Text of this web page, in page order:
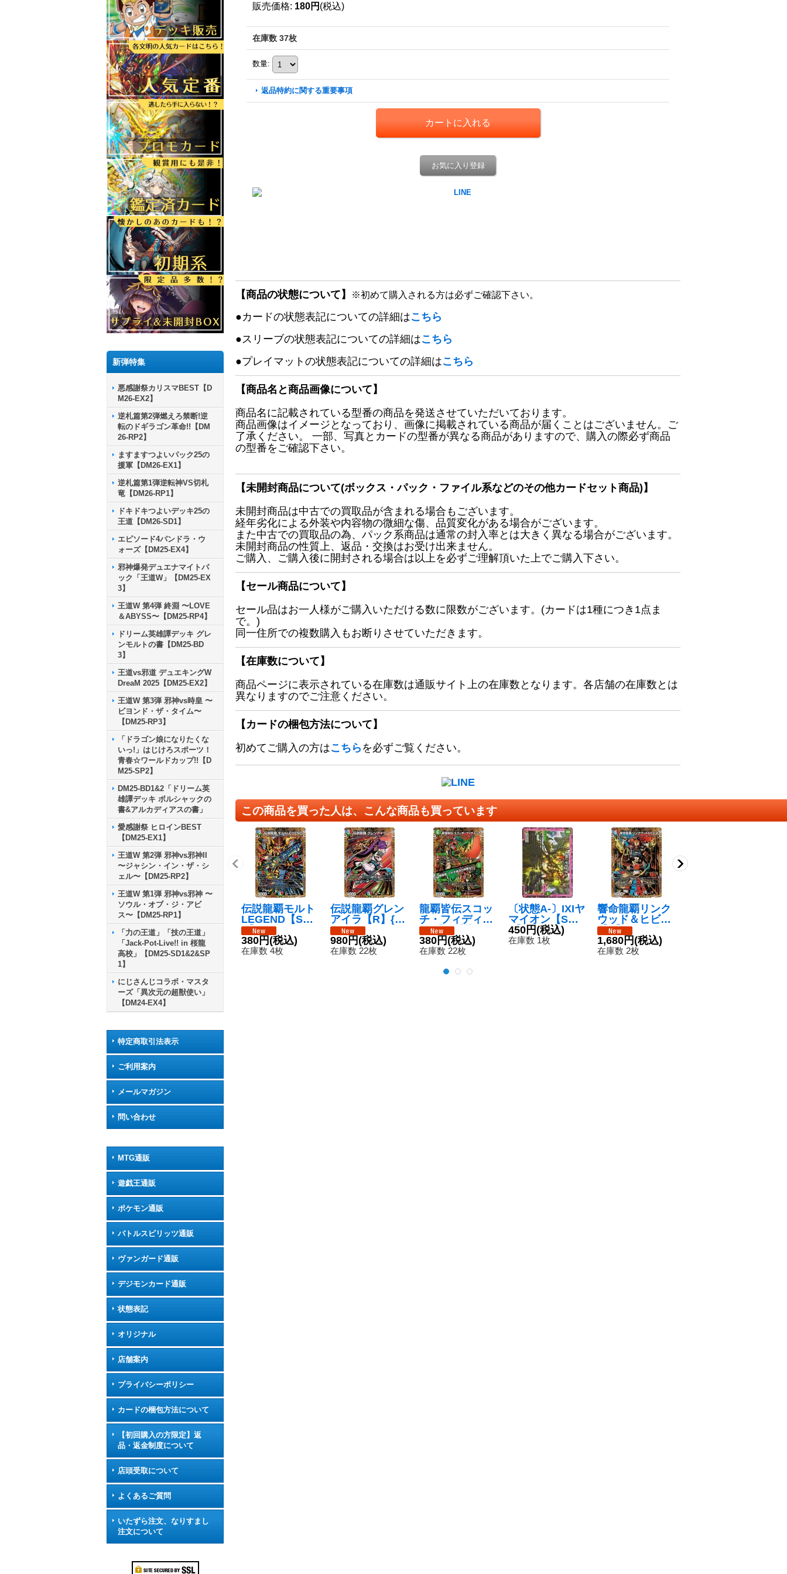
新弾特集
悪感謝祭カリスマBEST【D
M26-EX2】
逆札篇第2弾燃えろ禁断!逆
転のドギラゴン革命!!【DM
26-RP2】
ますますつよいパック25の
援軍【DM26-EX1】
逆札篇第1弾逆転神VS切札
竜【DM26-RP1】
ドキドキつよいデッキ25の
王道【DM26-SD1】
エピソード4パンドラ・ウ
ォーズ【DM25-EX4】
邪神爆発デュエナマイトパ
ック「王道W」【DM25-EX
3】
王道W 第4弾 終淵 〜LOVE
＆ABYSS〜【DM25-RP4】
ドリーム英雄譚デッキ グレ
ンモルトの書【DM25-BD
3】
王道vs邪道 デュエキングW
DreaM 2025【DM25-EX2】
王道W 第3弾 邪神vs時皇 〜
ビヨンド・ザ・タイム〜
【DM25-RP3】
「ドラゴン娘になりたくな
いっ!」はじけろスポーツ！
青春☆ワールドカップ!!【D
M25-SP2】
DM25-BD1&2「ドリーム英
雄譚デッキ ボルシャックの
書&アルカディアスの書」
愛感謝祭 ヒロインBEST
【DM25-EX1】
王道W 第2弾 邪神vs邪神II
〜ジャシン・イン・ザ・シ
ェル〜【DM25-RP2】
王道W 第1弾 邪神vs邪神 〜
ソウル・オブ・ジ・アビ
ス〜【DM25-RP1】
「力の王道」「技の王道」
「Jack-Pot-Live!! in 桜龍
高校」【DM25-SD1&2&SP
1】
にじさんじコラボ・マスタ
ーズ「異次元の超獣使い」
【DM24-EX4】
特定商取引法表示
ご利用案内
メールマガジン
問い合わせ
MTG通販
遊戯王通販
ポケモン通販
バトルスピリッツ通販
ヴァンガード通販
デジモンカード通販
状態表記
オリジナル
店舗案内
プライバシーポリシー
カードの梱包方法について
【初回購入の方限定】返
品・返金制度について
店頭受取について
よくあるご質問
いたずら注文、なりすまし
注文について
販売価格: 180円 (税込)
在庫数 37枚
数量:
返品特約に関する重要事項
お気に入り登録
【商品の状態について】 ※初めて購入される方は必ずご確認下さい。
●カードの状態表記についての詳細はこちら
●スリーブの状態表記についての詳細はこちら
●プレイマットの状態表記についての詳細はこちら
【商品名と商品画像について】
商品名に記載されている型番の商品を発送させていただいております。
商品画像はイメージとなっており、画像に掲載されている商品が届くことはございません。ご
了承ください。 一部、写真とカードの型番が異なる商品がありますので、購入の際必ず商品
の型番をご確認下さい。
【未開封商品について(ボックス・パック・ファイル系などのその他カードセット商品)】
未開封商品は中古での買取品が含まれる場合もございます。
経年劣化による外装や内容物の微細な傷、品質変化がある場合がございます。
また中古での買取品の為、パック系商品は通常の封入率とは大きく異なる場合がございます。
未開封商品の性質上、返品・交換はお受け出来ません。
ご購入、ご購入後に開封される場合は以上を必ずご理解頂いた上でご購入下さい。
【セール商品について】
セール品はお一人様がご購入いただける数に限数がございます。(カードは1種につき1点ま
で。)
同一住所での複数購入もお断りさせていただきます。
【在庫数について】
商品ページに表示されている在庫数は通販サイト上の在庫数となります。各店舗の在庫数とは
異なりますのでご注意ください。
【カードの梱包方法について】
初めてご購入の方はこちら を必ずご覧ください。
この商品を買った人は、こんな商品も買っています
伝説龍覇モルト
LEGEND【S
R】{25BD3SP
4/SP8}《多》
380円(税込)
在庫数 4枚
伝説龍覇グレン
アイラ【R】{25
BD3SP8/SP8}
《多》
980円(税込)
在庫数 22枚
龍覇皆伝スコッ
チ・フィディッ
ク/「勇愛龍、こ
れぞ爆流の神髄
なり」【VR】{2
《自然》
380円(税込)
在庫数 22枚
〔状態A-〕ΙΧΙヤ
マイオン【S
R】{RP10S12/S
12}《自然》
450円(税込)
在庫数 1枚
響命龍覇リンク
ウッド＆ヒビキ
【R】{25BD3S
P7/SP8}《多》
1,680円(税込)
在庫数 2枚